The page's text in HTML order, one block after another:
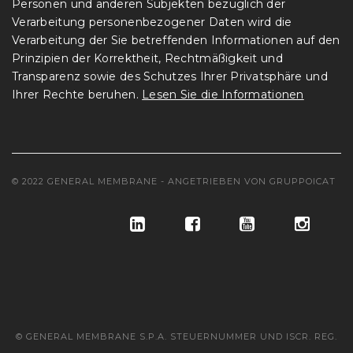
Personen und anderen Subjekten bezüglich der
Verarbeitung personenbezogener Daten wird die
Verarbeitung der Sie betreffenden Informationen auf den
Prinzipien der Korrektheit, Rechtmäßigkeit und
Transparenz sowie des Schutzes Ihrer Privatsphäre und
Ihrer Rechte beruhen. Lesen Sie die Informationen
© 2022 GENERAL MEMBRANE - ANGETRIEBEN VON GRUPPOICAT
© GENERAL MEMBRANE S.P.A. STEUERNUMMER UND ISCR. REG.